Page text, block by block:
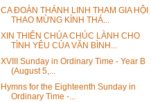
CA ĐOÀN THÁNH LINH THAM GIA HỘI
THAO MỪNG KÍNH THÁ...
XIN THIÊN CHÚA CHÚC LÀNH CHO
TÌNH YÊU CỦA VĂN BÌNH...
XVIII Sunday in Ordinary Time - Year B
(August 5,...
Hymns for the Eighteenth Sunday in
Ordinary Time -...